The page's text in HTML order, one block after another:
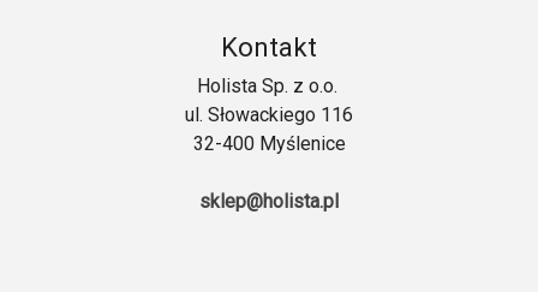
Kontakt
Holista Sp. z o.o.
ul. Słowackiego 116
32-400 Myślenice
sklep@holista.pl